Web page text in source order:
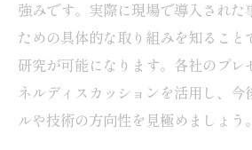
強みです。実際に現場で導入された
ための具体的な取り組みを知ること
研究が可能になります。各社のプレ
ネルディスカッションを活用し、今
ルや技術の方向性を見極めましょう。